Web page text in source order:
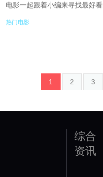
电影一起跟着小编来寻找最好
战 5.五个扑水的少年 6.图兰朵魔
热门电影
1 2 3
综合
资讯